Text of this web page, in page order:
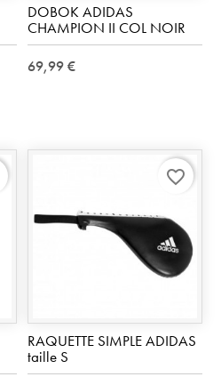
DOBOK ADIDAS
CHAMPION II COL NOIR
69,99 €
RAQUETTE SIMPLE ADIDAS
taille S
favorite_border